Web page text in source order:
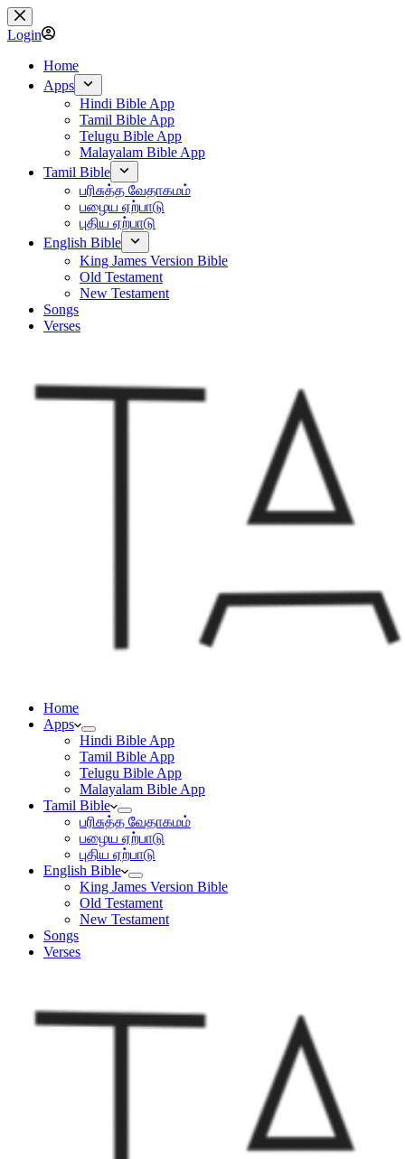
Skip
to
content
Login
Home
Apps
Hindi Bible App
Tamil Bible App
Telugu Bible App
Malayalam Bible App
Tamil Bible
பரிசுத்த வேதாகமம்
பழைய ஏற்பாடு
புதிய ஏற்பாடு
English Bible
King James Version Bible
Old Testament
New Testament
Songs
Verses
Home
Apps
Hindi Bible App
Tamil Bible App
Telugu Bible App
Malayalam Bible App
Tamil Bible
பரிசுத்த வேதாகமம்
பழைய ஏற்பாடு
புதிய ஏற்பாடு
English Bible
King James Version Bible
Old Testament
New Testament
Songs
Verses